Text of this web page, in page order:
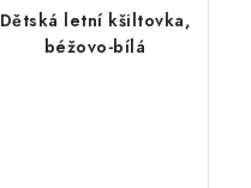
Dětská letní kšiltovka,
béžovo-bílá